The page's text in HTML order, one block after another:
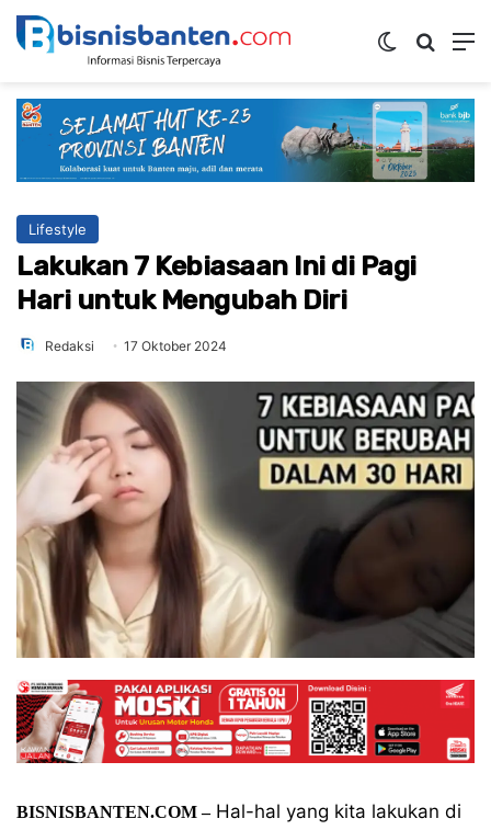
Switch skin
Lifestyle
Lakukan 7 Kebiasaan Ini di Pagi
Hari untuk Mengubah Diri
Redaksi 17 Oktober 2024
BISNISBANTEN.COM –Hal-hal yang kita lakukan di